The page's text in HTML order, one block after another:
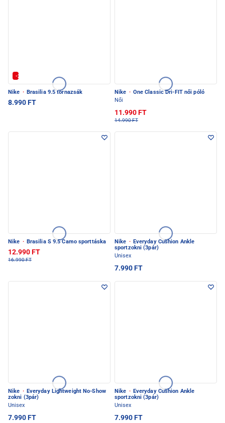
-20% | Kuponkód: SULI-20
Nike · Brasilia 9.5 tornazsák
8.990 FT
Nike · One Classic Dri-FIT női póló
Női
11.990 FT
14.990 FT
Nike · Brasilia S 9.5 Camo sporttáska
12.990 FT
16.990 FT
Nike · Everyday Cushion Ankle
sportzokni (3pár)
Unisex
7.990 FT
Nike · Everyday Lightweight No-Show
zokni (3pár)
Unisex
7.990 FT
Nike · Everyday Cushion Ankle
sportzokni (3pár)
Unisex
7.990 FT